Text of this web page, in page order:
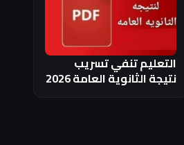
التعليم تنفي تسريب
نتيجة الثانوية العامة 2026